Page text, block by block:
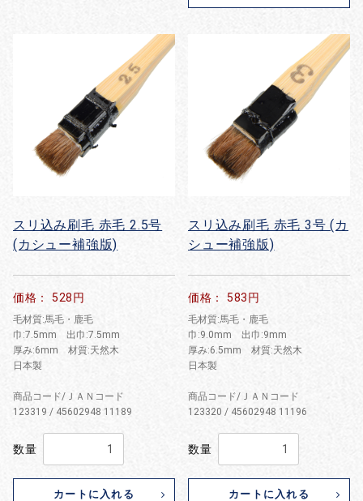
スリ込み刷毛 赤毛 2.5号
(カシュー補強版)
価格： 528円
毛材質:馬毛・鹿毛
巾:7.5mm 出巾:7.5mm
厚み:6mm 材質:天然木
日本製
商品コード/ＪＡＮコード
123319 / 45602948 11189
数量
カートに入れる
スリ込み刷毛 赤毛 3号 (カ
シュー補強版)
価格： 583円
毛材質:馬毛・鹿毛
巾:9.0mm 出巾:9mm
厚み:6.5mm 材質:天然木
日本製
商品コード/ＪＡＮコード
123320 / 45602948 11196
数量
カートに入れる